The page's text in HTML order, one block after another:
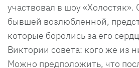
участвовал в шоу «Холостяк».
бывшей возлюбленной,
которые боролись за его
Виктории совета: кого же из
Можно предположить, что